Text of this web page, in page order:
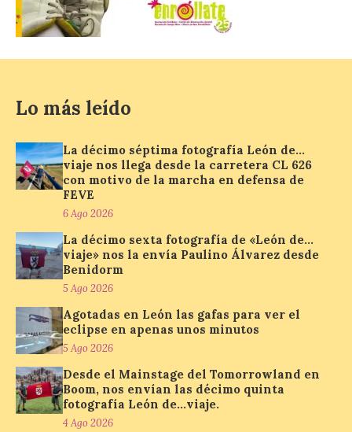
un amplio programa de
animación.
La programación
incorpora un amplio
de animación dirigidas a
todos los públicos. La
Bañeza inauguró en la tarde de este
martes 4 de agosto una nueva edición de
su tradicional Mercado Medieval, que
hasta el próximo 6 […]
Un viaje a la Antigüedad:
el Museo del Prado
propone un recorrido por
obras de su Colección de
inspiración clásica
Al hilo del estreno de La
Odisea de Christopher
Lo más leído
La décimo séptima fotografía León de…
viaje nos llega desde la carretera CL 626
con motivo de la marcha en defensa de
FEVE
6 Ago 2026
La décimo sexta fotografía de «León de…
viaje» nos la envía Paulino Álvarez desde
Benidorm
5 Ago 2026
Agotadas en León las gafas para ver el
eclipse en apenas unos minutos
5 Ago 2026
Desde el Mainstage del Tomorrowland en
Boom, nos envían las décimo quinta
fotografía León de…viaje.
4 Ago 2026